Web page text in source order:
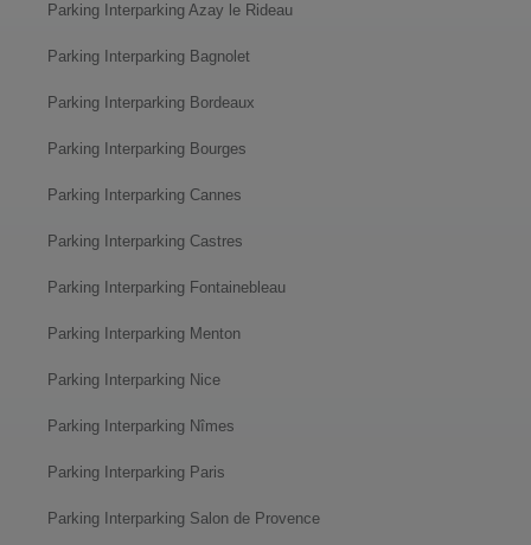
Parking Interparking Azay le Rideau
Parking Interparking Bagnolet
Parking Interparking Bordeaux
Parking Interparking Bourges
Parking Interparking Cannes
Parking Interparking Castres
Parking Interparking Fontainebleau
Parking Interparking Menton
Parking Interparking Nice
Parking Interparking Nîmes
Parking Interparking Paris
Parking Interparking Salon de Provence